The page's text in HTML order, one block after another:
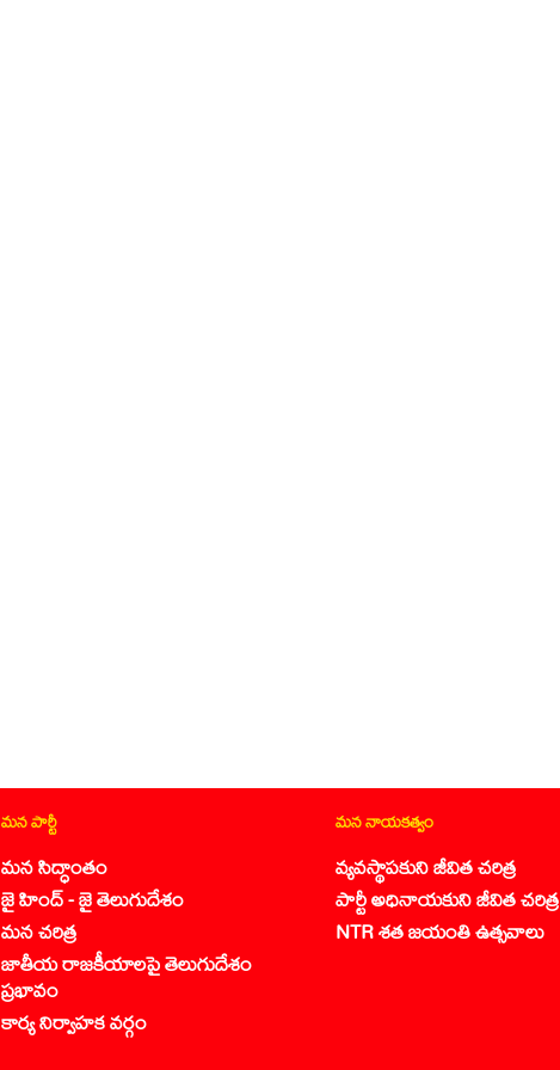
మన పార్టీ
మన సిద్ధాంతం
జై హింద్ - జై తెలుగుదేశం
మన చరిత్ర
జాతీయ రాజకీయాలపై తెలుగుదేశం
ప్రభావం
కార్య నిర్వాహక వర్గం
మన నాయకత్వం
వ్యవస్థాపకుని జీవిత చరిత్ర
పార్టీ అధినాయకుని జీవిత చరిత్ర
NTR శత జయంతి ఉత్సవాలు